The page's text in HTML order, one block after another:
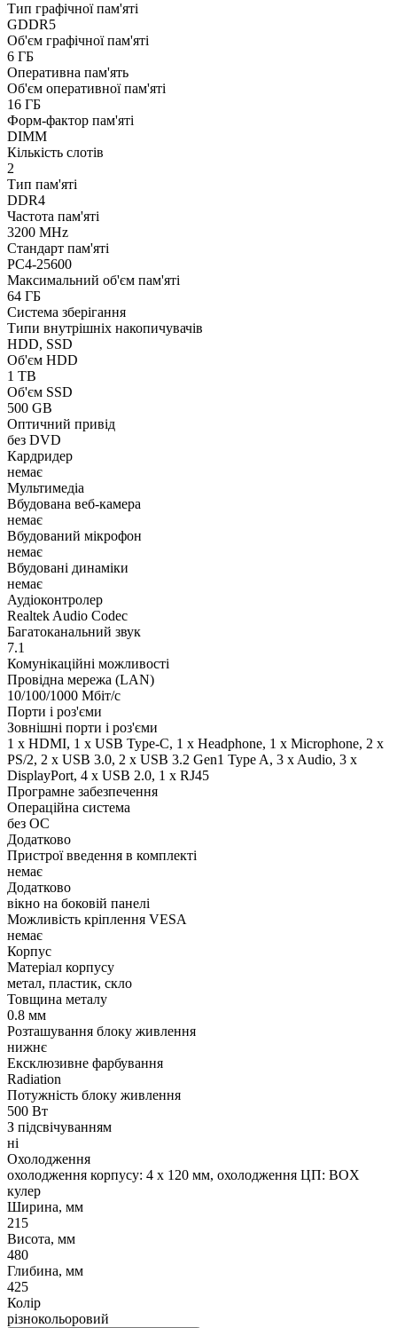
Тип графічної пам'яті
GDDR5
Об'єм графічної пам'яті
6 ГБ
Оперативна пам'ять
Об'єм оперативної пам'яті
16 ГБ
Форм-фактор пам'яті
DIMM
Кількість слотів
2
Тип пам'яті
DDR4
Частота пам'яті
3200 MHz
Стандарт пам'яті
PC4-25600
Максимальний об'єм пам'яті
64 ГБ
Система зберігання
Типи внутрішніх накопичувачів
HDD, SSD
Об'єм HDD
1 TB
Об'єм SSD
500 GB
Оптичний привід
без DVD
Кардридер
немає
Мультимедіа
Вбудована веб-камера
немає
Вбудований мікрофон
немає
Вбудовані динаміки
немає
Аудіоконтролер
Realtek Audio Codec
Багатоканальний звук
7.1
Комунікаційні можливості
Провідна мережа (LAN)
10/100/1000 Мбіт/с
Порти і роз'єми
Зовнішні порти і роз'єми
1 x HDMI, 1 x USB Type-C, 1 x Нeadphone, 1 х Microphone, 2 x
PS/2, 2 x USB 3.0, 2 x USB 3.2 Gen1 Type A, 3 x Audio, 3 x
DisplayPort, 4 x USB 2.0, 1 x RJ45
Програмне забезпечення
Операційна система
без ОС
Додатково
Пристрої введення в комплекті
немає
Додатково
вікно на боковій панелі
Можливість кріплення VESA
немає
Корпус
Матеріал корпусу
метал, пластик, скло
Товщина металу
0.8 мм
Розташування блоку живлення
нижнє
Ексклюзивне фарбування
Radiation
Потужність блоку живлення
500 Вт
З підсвічуванням
ні
Охолодження
охолодження корпусу: 4 x 120 мм, охолодження ЦП: BOX
кулер
Ширина, мм
215
Висота, мм
480
Глибина, мм
425
Колір
різнокольоровий